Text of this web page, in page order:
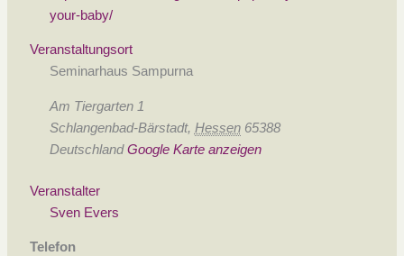
your-baby/
Veranstaltungsort
Seminarhaus Sampurna
Am Tiergarten 1
Schlangenbad-Bärstadt, Hessen 65388
Deutschland Google Karte anzeigen
Veranstalter
Sven Evers
Telefon